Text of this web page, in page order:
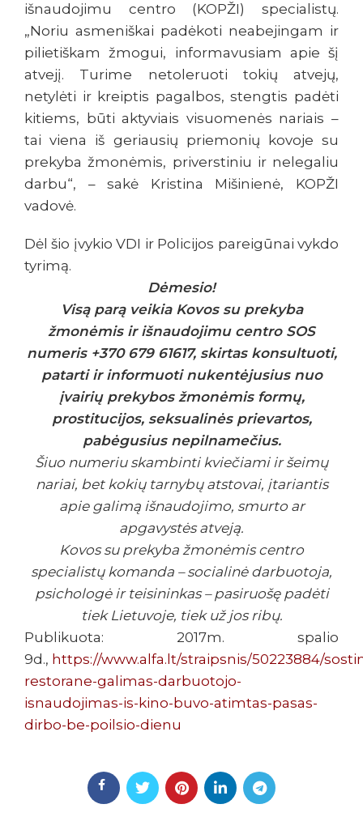
išnaudojimu centro (KOPŽI) specialistų.
„Noriu asmeniškai padėkoti neabejingam ir
pilietiškam žmogui, informavusiam apie šį
atvejį. Turime netoleruoti tokių atvejų,
netylėti ir kreiptis pagalbos, stengtis padėti
kitiems, būti aktyviais visuomenės nariais –
tai viena iš geriausių priemonių kovoje su
prekyba žmonėmis, priverstiniu ir nelegaliu
darbu“, – sakė Kristina Mišinienė, KOPŽI
vadovė.
Dėl šio įvykio VDI ir Policijos pareigūnai vykdo
tyrimą.
Dėmesio!
Visą parą veikia Kovos su prekyba
žmonėmis ir išnaudojimu centro SOS
numeris +370 679 61617, skirtas konsultuoti,
patarti ir informuoti nukentėjusius nuo
įvairių prekybos žmonėmis formų,
prostitucijos, seksualinės prievartos,
pabėgusius nepilnamečius.
Šiuo numeriu skambinti kviečiami ir šeimų
nariai, bet kokių tarnybų atstovai, įtariantis
apie galimą išnaudojimo, smurto ar
apgavystės atveją.
Kovos su prekyba žmonėmis centro
specialistų komanda – socialinė darbuotoja,
psichologė ir teisininkas – pasiruošę padėti
tiek Lietuvoje, tiek už jos ribų.
Publikuota: 2017m. spalio
9d., https://www.alfa.lt/straipsnis/50223884/
restorane-galimas-darbuotojo-
isnaudojimas-is-kino-buvo-atimtas-pasas-
dirbo-be-poilsio-dienu